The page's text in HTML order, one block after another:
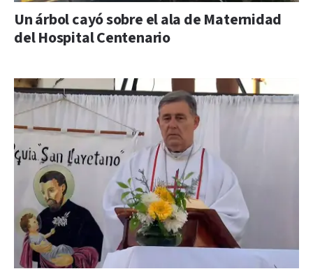
Un árbol cayó sobre el ala de Maternidad
del Hospital Centenario